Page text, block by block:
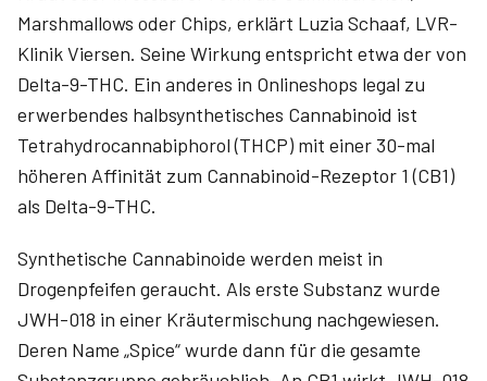
Marshmallows oder Chips, erklärt Luzia Schaaf, LVR-
Klinik Viersen. Seine Wirkung entspricht etwa der von
Delta-9-THC. Ein anderes in Onlineshops legal zu
erwerbendes halbsynthetisches Cannabinoid ist
Tetrahydrocannabiphorol (THCP) mit einer 30-mal
höheren Affinität zum Cannabinoid-Rezeptor 1 (CB1)
als Delta-9-THC.
Synthetische Cannabinoide werden meist in
Drogenpfeifen geraucht. Als erste Substanz wurde
JWH-018 in einer Kräutermischung nachgewiesen.
Deren Name „Spice“ wurde dann für die gesamte